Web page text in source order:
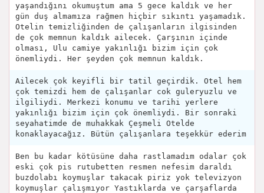
yaşandığını okumuştum ama 5 gece kaldık ve her
gün duş almamıza rağmen hiçbir sıkıntı yaşamadık.
Otelin temizliğinden de çalışanların ilgisinden
de çok memnun kaldık ailecek. Çarşının içinde
olması, Ulu camiye yakınlığı bizim için çok
önemliydi. Her şeyden çok memnun kaldık.
Ailecek çok keyifli bir tatil geçirdik. Otel hem
çok temizdi hem de çalışanlar cok guleryuzlu ve
ilgiliydi. Merkezi konumu ve tarihi yerlere
yakınlığı bizim için çok önemliydi. Bir sonraki
seyahatimde de muhakkak Çeşmeli Otelde
konaklayacağız. Bütün çalışanlara teşekkür ederim
Ben bu kadar kötüsüne daha rastlamadım odalar çok
eski çok pis rutubetten resmen nefesim daraldı
buzdolabı koymuşlar takacak piriz yok televizyon
koymuşlar çalışmıyor Yastıklarda ve çarşaflarda